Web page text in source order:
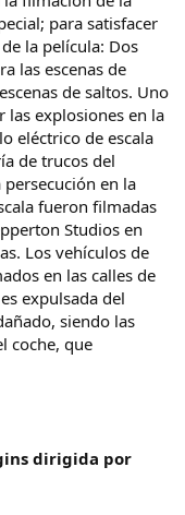
para satisfacer
la película: Dos
las escenas de
de saltos. Uno
las explosiones en la
eléctrico de escala
de trucos del
en la
fueron filmadas
Studios en
Los vehículos de
en las calles de
expulsada del
siendo las
coche, que
dirigida por